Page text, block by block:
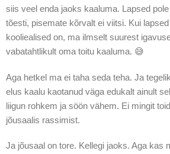
siis veel enda jaoks kaaluma. Lapsed
tõesti, pisemate kõrvalt ei viitsi. Kui
kooliealised on, ma ilmselt suurest
vabatahtlikult oma toitu kaaluma. 😅
Aga hetkel ma ei taha seda teha. Ja
elus kaalu kaotanud väga edukalt ainult
liigun rohkem ja söön vähem. Ei mingit
jõusaalis rassimist.
Ja jõusaal on tore. Kellegi jaoks. Aga kas